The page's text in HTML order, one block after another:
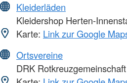
Kleiderläden
Kleidershop Herten-
Karte: Link zur Google
Ortsvereine
DRK